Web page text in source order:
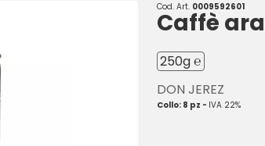
Cod. Art. 0009592601
Caffè
250g ℮
DON JEREZ
Collo: 8 pz - IVA 22%